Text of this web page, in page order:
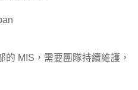
的 MIS，需要團隊持續維護，